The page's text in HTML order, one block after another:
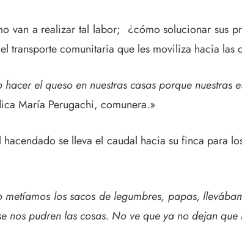
van a realizar tal labor; ¿cómo solucionar sus
transporte comunitaria que les moviliza hacia las
el queso en nuestras casas porque
María Perugachi, comunera.»
se lleva el caudal hacia su finca para
los sacos de legumbres, papas,
pudren las cosas. No ve que ya no dejan que